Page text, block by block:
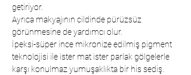
getiriyor.
Ayrıca makyajının cildinde pürüzsüz
görünmesine de yardımcı olur.
İpeksi-süper ince mikronize edilmiş pigment
teknolojisi ile ister mat ister parlak gölgelerle
karşı konulmaz yumuşaklıkta bir his sediş.